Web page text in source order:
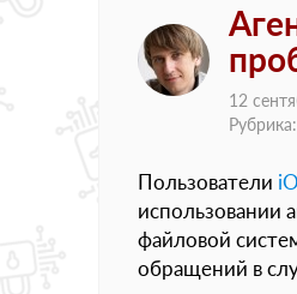
12
Пользователи
использовании
файловой
обращений в